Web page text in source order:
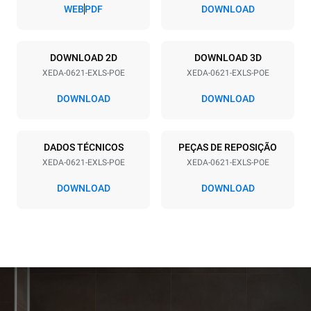
Voltagem
380-415V 3N~ / 220-240V
3~
Potência elétrica
23,1 kW
50 / 60 Hz NÃO INCLUÍDO
produzidas pelo forno. As
WEBPDF DOWNLOAD
DOWNLOAD 2D
XEDA-0621-EXLS-POE
DOWNLOAD
DOWNLOAD 3D
XEDA-0621-EXLS-POE
DOWNLOAD
DADOS TÉCNICOS
XEDA-0621-EXLS-POE
DOWNLOAD
PEÇAS DE REPOSIÇÃO
XEDA-0621-EXLS-POE
DOWNLOAD